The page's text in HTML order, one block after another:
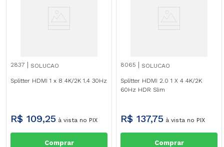
2837 SOLUCAO
Splitter HDMI 1 x 8 4K/2K 1.4 30Hz
R$ 109,25 à vista no PIX
Comprar
8065 SOLUCAO
Splitter HDMI 2.0 1 X 4 4K/2K
60Hz HDR Slim
R$ 137,75 à vista no PIX
Comprar